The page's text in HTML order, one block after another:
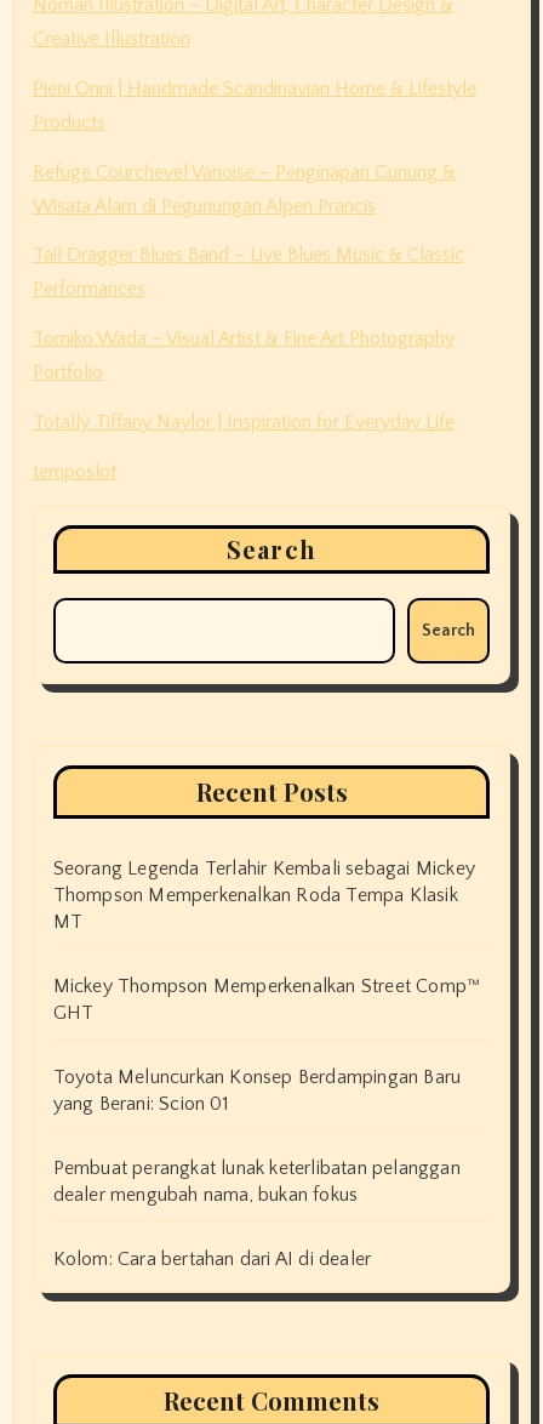
Noman Illustration – Digital Art, Character Design &
Creative Illustration
Pieni Onni | Handmade Scandinavian Home & Lifestyle
Products
Refuge Courchevel Vanoise – Penginapan Gunung &
Wisata Alam di Pegunungan Alpen Prancis
Tail Dragger Blues Band – Live Blues Music & Classic
Performances
Tomiko Wada – Visual Artist & Fine Art Photography
Portfolio
Totally Tiffany Naylor | Inspiration for Everyday Life
temposlot
Search
Search
Recent Posts
Seorang Legenda Terlahir Kembali sebagai Mickey
Thompson Memperkenalkan Roda Tempa Klasik
MT
Mickey Thompson Memperkenalkan Street Comp™
GHT
Toyota Meluncurkan Konsep Berdampingan Baru
yang Berani: Scion 01
Pembuat perangkat lunak keterlibatan pelanggan
dealer mengubah nama, bukan fokus
Kolom: Cara bertahan dari AI di dealer
Recent Comments